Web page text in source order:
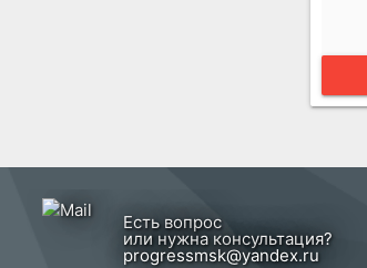
Есть вопрос
или нужна консультация?
progressmsk@yandex.ru